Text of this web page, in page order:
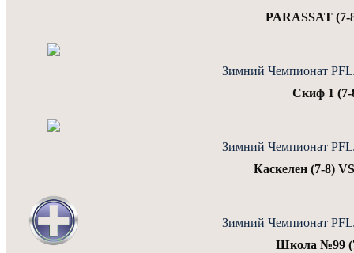
PARASSAT
Зимний Чемпионат
Скиф 1 (7-
Зимний Чемпионат
Каскелен (7-8)
Зимний Чемпионат
Школа №99